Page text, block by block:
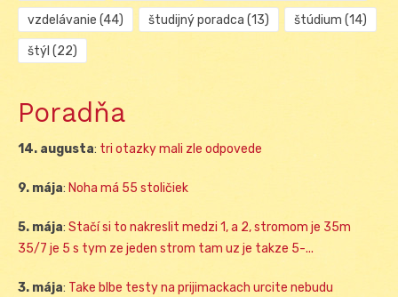
vzdelávanie (44) študijný poradca (13) štúdium (14)
štýl (22)
Poradňa
14. augusta: tri otazky mali zle odpovede
9. mája: Noha má 55 stoličiek
5. mája: Stačí si to nakreslit medzi 1, a 2, stromom je 35m
35/7 je 5 s tym ze jeden strom tam uz je takze 5-...
3. mája: Take blbe testy na prijimackach urcite nebudu